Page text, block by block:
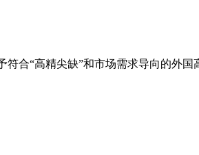
符合“高精尖缺”和市场需求导向的外